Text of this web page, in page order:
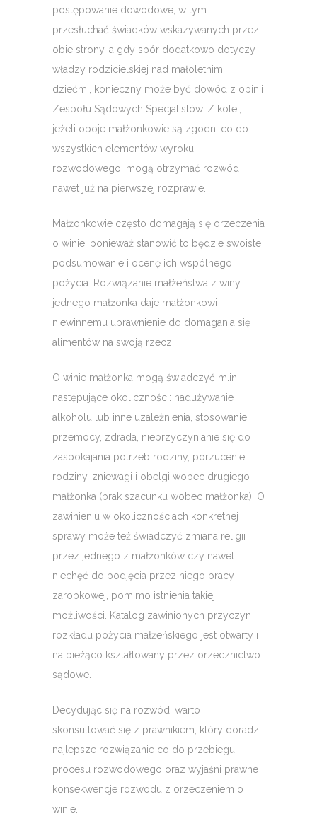
postępowanie dowodowe, w tym
przesłuchać świadków wskazywanych przez
obie strony, a gdy spór dodatkowo dotyczy
władzy rodzicielskiej nad małoletnimi
dziećmi, konieczny może być dowód z opinii
Zespołu Sądowych Specjalistów. Z kolei,
jeżeli oboje małżonkowie są zgodni co do
wszystkich elementów wyroku
rozwodowego, mogą otrzymać rozwód
nawet już na pierwszej rozprawie.
Małżonkowie często domagają się orzeczenia
o winie, ponieważ stanowić to będzie swoiste
podsumowanie i ocenę ich wspólnego
pożycia. Rozwiązanie małżeństwa z winy
jednego małżonka daje małżonkowi
niewinnemu uprawnienie do domagania się
alimentów na swoją rzecz.
O winie małżonka mogą świadczyć m.in.
następujące okoliczności: nadużywanie
alkoholu lub inne uzależnienia, stosowanie
przemocy, zdrada, nieprzyczynianie się do
zaspokajania potrzeb rodziny, porzucenie
rodziny, zniewagi i obelgi wobec drugiego
małżonka (brak szacunku wobec małżonka). O
zawinieniu w okolicznościach konkretnej
sprawy może też świadczyć zmiana religii
przez jednego z małżonków czy nawet
niechęć do podjęcia przez niego pracy
zarobkowej, pomimo istnienia takiej
możliwości. Katalog zawinionych przyczyn
rozkładu pożycia małżeńskiego jest otwarty i
na bieżąco kształtowany przez orzecznictwo
sądowe.
Decydując się na rozwód, warto
skonsultować się z prawnikiem, który doradzi
najlepsze rozwiązanie co do przebiegu
procesu rozwodowego oraz wyjaśni prawne
konsekwencje rozwodu z orzeczeniem o
winie.